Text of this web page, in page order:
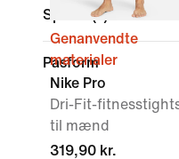
Sports(1)
Pasform
Genanvendte
materialer
Nike Pro
Dri-Fit-
til mænd
319,90 kr.